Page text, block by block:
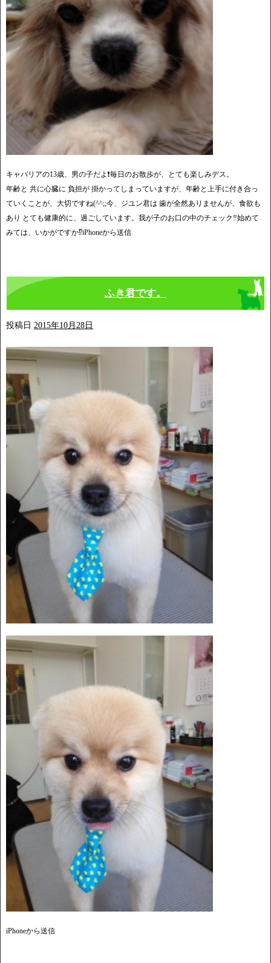
キャバリアの13歳、男の子だよ❗️毎日のお散歩が、とても楽しみデス。
年齢と 共に心臓に 負担が 掛かってしまっていますが、年齢と上手に付き合っ
ていくことが、大切ですね(^^;;今、ジユン君は 歯が全然ありませんが、食欲も
あり とても健康的に、過ごしています。我が子のお口の中のチェック‼️始めて
みては、いかがですか⁉️iPhoneから送信
ふき君です。
投稿日 2015年10月28日
iPhoneから送信